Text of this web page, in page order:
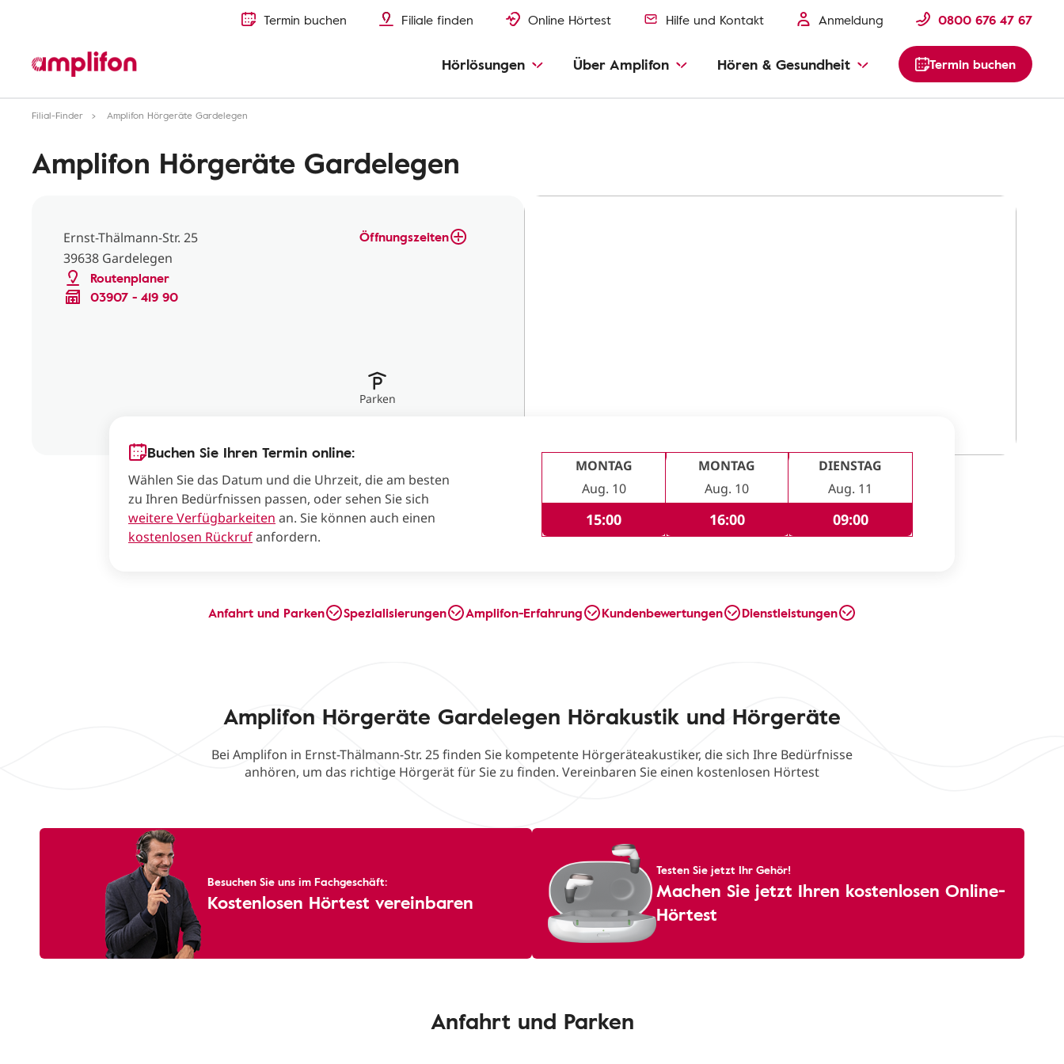
Termin buchen Filiale finden Online Hörtest Hilfe und Kontakt Anmeldung 0800 676 47 67
Hörlösungen Über Amplifon Hören & Gesundheit Termin buchen
Filial-Finder Amplifon Hörgeräte Gardelegen
Amplifon Hörgeräte Gardelegen
Ernst-Thälmann-Str. 25
39638 Gardelegen
Routenplaner
03907 - 419 90
Öffnungszeiten
Parken
Buchen Sie Ihren Termin online:
Wählen Sie das Datum und die Uhrzeit, die am besten
zu Ihren Bedürfnissen passen, oder sehen Sie sich
weitere Verfügbarkeiten an. Sie können auch einen
kostenlosen Rückrufanfordern.
MONTAG
Aug. 10
15:00
MONTAG
Aug. 10
16:00
DIENSTAG
Aug. 11
09:00
Anfahrt und Parken Spezialisierungen Amplifon-Erfahrung Kundenbewertungen Dienstleistungen
Amplifon Hörgeräte Gardelegen Hörakustik und Hörgeräte
Bei Amplifon in Ernst-Thälmann-Str. 25 finden Sie kompetente Hörgeräteakustiker, die sich Ihre Bedürfnisse
anhören, um das richtige Hörgerät für Sie zu finden. Vereinbaren Sie einen kostenlosen Hörtest
Besuchen Sie uns im Fachgeschäft:
Kostenlosen Hörtest vereinbaren
Testen Sie jetzt Ihr Gehör!
Machen Sie jetzt Ihren kostenlosen Online-
Hörtest
Anfahrt und Parken